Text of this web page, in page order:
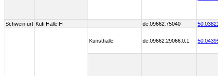
Schweinfurt Kufi Halle H de:09662:75040
Kunsthalle de:09662:29066:0:1